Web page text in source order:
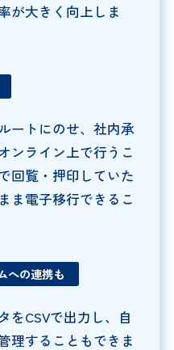
が大きく向上しま
ートにのせ、社内承
ンライン上で行うこ
回覧・押印していた
ま電子移行できるこ
への連携も
をCSVで出力し、自
理することもできま